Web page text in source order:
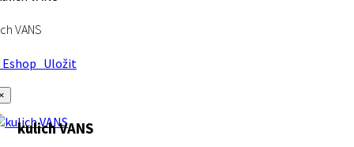
VANS
Uložit
kulich VANS